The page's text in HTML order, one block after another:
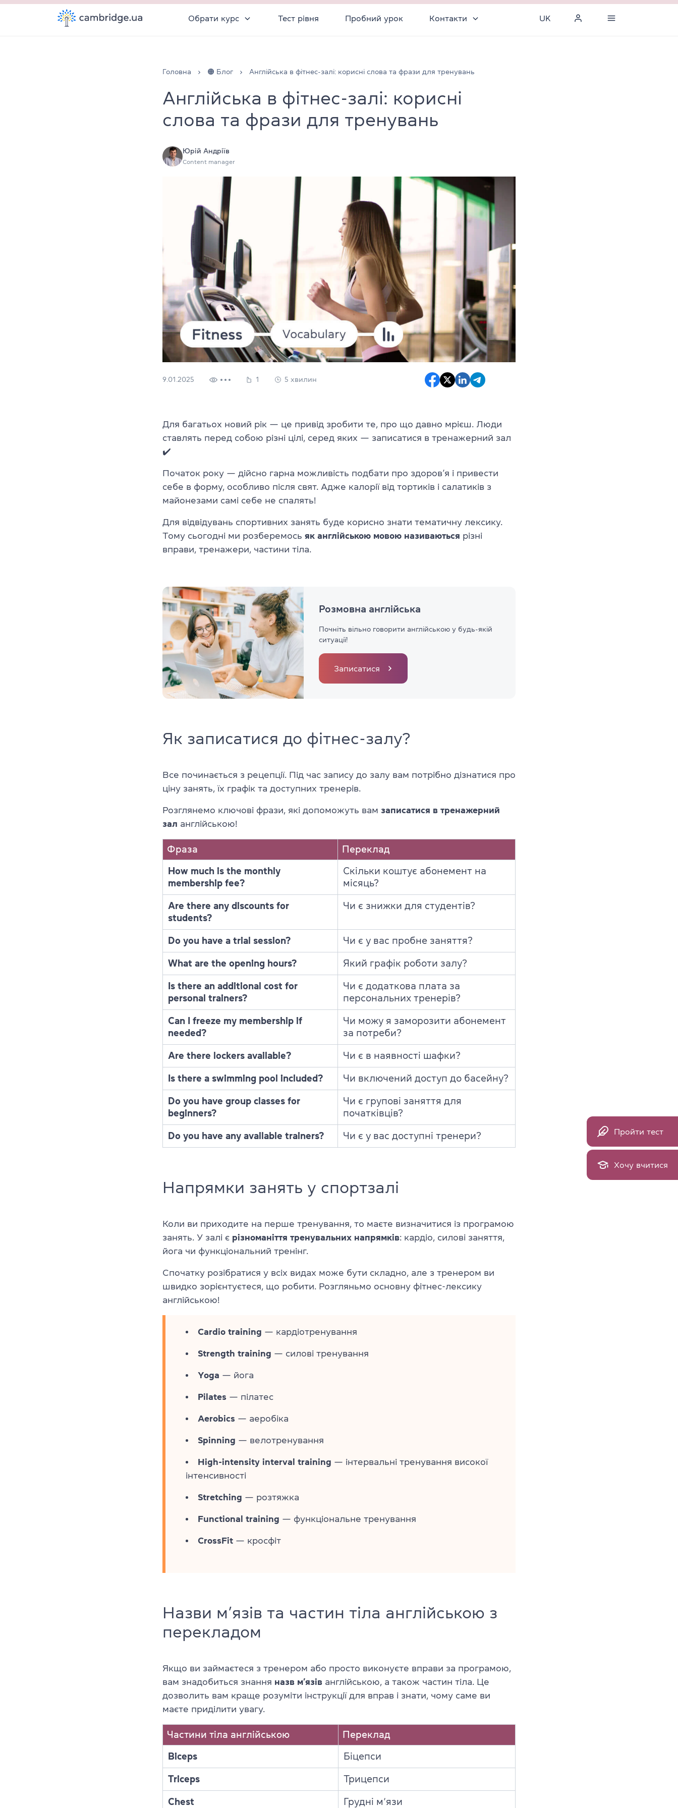
Обрати курс Тест рівня Пробний урок Контакти UK
Головна 🟠 Блог Англійська в фітнес-залі: корисні слова та фрази для тренувань
Англійська в фітнес-залі: корисні
слова та фрази для тренувань
Юрій Андріїв
Content manager
9.01.2025 1 5 хвилин
Для багатьох новий рік — це привід зробити те, про що давно мрієш. Люди
ставлять перед собою різні цілі, серед яких — записатися в тренажерний зал
✔️
Початок року — дійсно гарна можливість подбати про здоров’я і привести
себе в форму, особливо після свят. Адже калорії від тортиків і салатиків з
майонезами самі себе не спалять!
Для відвідувань спортивних занять буде корисно знати тематичну лексику.
Тому сьогодні ми розберемось як англійською мовою називаються різні
вправи, тренажери, частини тіла.
Розмовна англійська
Почніть вільно говорити англійською у будь-якій
ситуації!
Записатися
Як записатися до фітнес-залу?
Все починається з рецепції. Під час запису до залу вам потрібно дізнатися про
ціну занять, їх графік та доступних тренерів.
Розглянемо ключові фрази, які допоможуть вам записатися в тренажерний
зал англійською!
Фраза Переклад
How much is the monthly
membership fee?
Скільки коштує абонемент на
місяць?
Are there any discounts for
students?
Чи є знижки для студентів?
Do you have a trial session? Чи є у вас пробне заняття?
What are the opening hours? Який графік роботи залу?
Is there an additional cost for
personal trainers?
Чи є додаткова плата за
персональних тренерів?
Can I freeze my membership if
needed?
Чи можу я заморозити абонемент
за потреби?
Are there lockers available? Чи є в наявності шафки?
Is there a swimming pool included? Чи включений доступ до басейну?
Do you have group classes for
beginners?
Чи є групові заняття для
початківців?
Do you have any available trainers? Чи є у вас доступні тренери?
Напрямки занять у спортзалі
Коли ви приходите на перше тренування, то маєте визначитися із програмою
занять. У залі є різноманіття тренувальних напрямків: кардіо, силові заняття,
йога чи функціональний тренінг.
Спочатку розібратися у всіх видах може бути складно, але з тренером ви
швидко зорієнтуєтеся, що робити. Розгляньмо основну фітнес-лексику
англійською!
Cardio training — кардіотренування
Strength training — силові тренування
Yoga — йога
Pilates — пілатес
Aerobics — аеробіка
Spinning — велотренування
High-intensity interval training — інтервальні тренування високої
інтенсивності
Stretching — розтяжка
Functional training — функціональне тренування
CrossFit — кросфіт
Назви м’язів та частин тіла англійською з
перекладом
Якщо ви займаєтеся з тренером або просто виконуєте вправи за програмою,
вам знадобиться знання назв м’язів англійською, а також частин тіла. Це
дозволить вам краще розуміти інструкції для вправ і знати, чому саме ви
маєте приділити увагу.
Частини тіла англійською Переклад
Biceps Біцепси
Triceps Трицепси
Chest Грудні м’язи
Пройти тест
Хочу вчитися